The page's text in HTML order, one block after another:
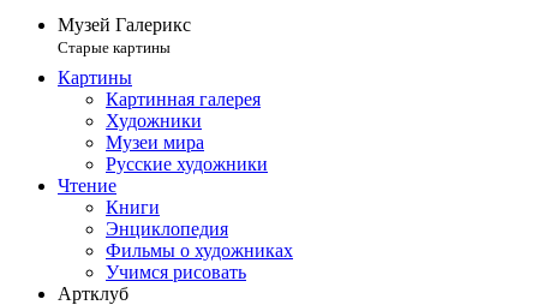
Музей Галерикс
Старые картины
Картины
Картинная галерея
Художники
Музеи мира
Русские художники
Чтение
Книги
Энциклопедия
Фильмы о художниках
Учимся рисовать
Артклуб